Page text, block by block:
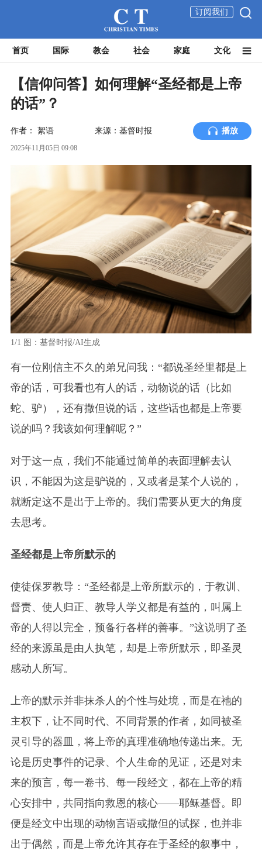
订阅我们
首页 国际 教会 社会 家庭 文化
【信仰问答】如何理解“圣经都是上帝
的话”？
作者： 絮语 来源：基督时报 播放
2025年11月05日 09:08
1/1 图：基督时报/AI生成
有一位刚信主不久的弟兄问我：“都说圣经里都是上
帝的话，可我看也有人的话，动物说的话（比如
蛇、驴），还有撒但说的话，这些话也都是上帝要
说的吗？我该如何理解呢？”
对于这一点，我们不能通过简单的表面理解去认
识，不能因为这是驴说的，又或者是某个人说的，
就断定这不是出于上帝的。我们需要从更大的角度
去思考。
圣经都是上帝所默示的
使徒保罗教导：“圣经都是上帝所默示的，于教训、
督责、使人归正、教导人学义都是有益的，叫属上
帝的人得以完全，预备行各样的善事。”这说明了圣
经的来源虽是由人执笔，却是上帝所默示，即圣灵
感动人所写。
上帝的默示并非抹杀人的个性与处境，而是在祂的
主权下，让不同时代、不同背景的作者，如同被圣
灵引导的器皿，将上帝的真理准确地传递出来。无
论是历史事件的记录、个人生命的见证，还是对未
来的预言，每一卷书、每一段经文，都在上帝的精
心安排中，共同指向救恩的核心——耶稣基督。即
便是经文中出现的动物言语或撒但的试探，也并非
出于偶然，而是上帝允许其存在于圣经的叙事中，